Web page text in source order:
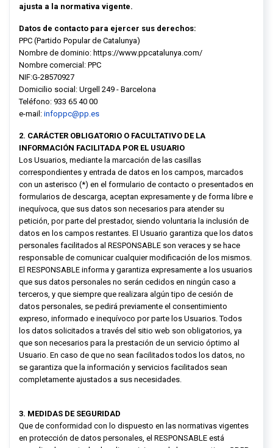
ajusta a la normativa vigente.
Datos de contacto para ejercer sus derechos:
PPC (Partido Popular de Catalunya)
Nombre de dominio: https://www.ppcatalunya.com/
Nombre comercial: PPC
NIF:G-28570927
Domicilio social: Urgell 249 - Barcelona
Teléfono: 933 65 40 00
e-mail: infoppc@pp.es
2. CARÁCTER OBLIGATORIO O FACULTATIVO DE LA
INFORMACIÓN FACILITADA POR EL USUARIO
Los Usuarios, mediante la marcación de las casillas
correspondientes y entrada de datos en los campos, marcados
con un asterisco (*) en el formulario de contacto o presentados en
formularios de descarga, aceptan expresamente y de forma libre e
inequívoca, que sus datos son necesarios para atender su
petición, por parte del prestador, siendo voluntaria la inclusión de
datos en los campos restantes. El Usuario garantiza que los datos
personales facilitados al RESPONSABLE son veraces y se hace
responsable de comunicar cualquier modificación de los mismos.
El RESPONSABLE informa y garantiza expresamente a los usuarios
que sus datos personales no serán cedidos en ningún caso a
terceros, y que siempre que realizara algún tipo de cesión de
datos personales, se pedirá previamente el consentimiento
expreso, informado e inequívoco por parte los Usuarios. Todos
los datos solicitados a través del sitio web son obligatorios, ya
que son necesarios para la prestación de un servicio óptimo al
Usuario. En caso de que no sean facilitados todos los datos, no
se garantiza que la información y servicios facilitados sean
completamente ajustados a sus necesidades.
3. MEDIDAS DE SEGURIDAD
Que de conformidad con lo dispuesto en las normativas vigentes
en protección de datos personales, el RESPONSABLE está